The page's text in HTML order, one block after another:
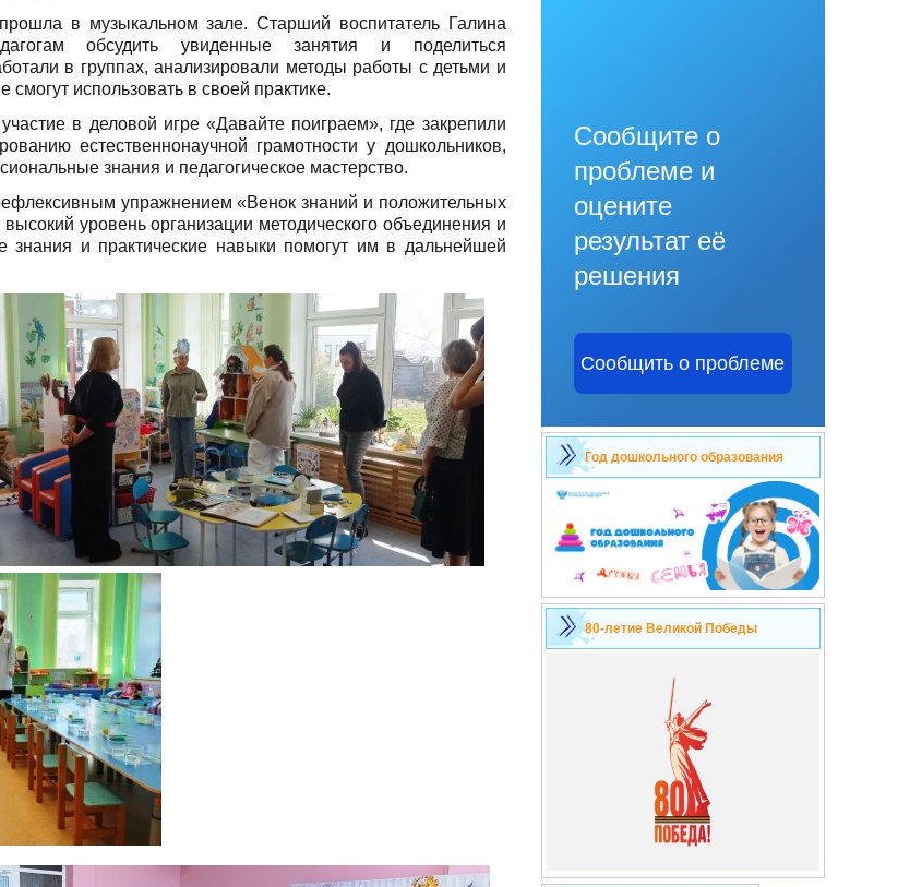
в музыкальном зале. Старший воспитатель Галина
обсудить увиденные занятия и поделиться
в группах, анализировали методы работы с детьми и
использовать в своей практике.
в деловой игре «Давайте поиграем», где закрепили
естественнонаучной грамотности у дошкольников,
знания и педагогическое мастерство.
упражнением «Венок знаний и положительных
уровень организации методического объединения и
знания и практические навыки помогут им в дальнейшей
Сообщите о
проблеме и
оцените
результат её
решения
Сообщить о проблеме
Год дошкольного образования
80-летие Великой Победы